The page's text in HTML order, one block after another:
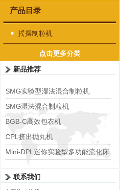
产品目录
摇摆制粒机
点击更多分类
新品推荐
SMG实验型湿法混合制粒机
SMG湿法混合制粒机
BGB-C高效包衣机
CPL挤出抛丸机
Mini-DPL迷你实验型多功能流化床
联系我们